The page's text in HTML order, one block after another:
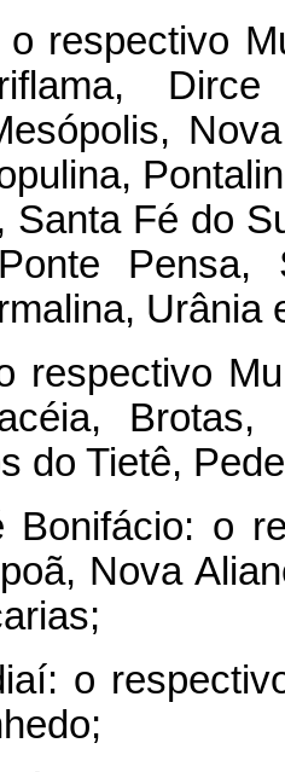
respectivo
Santa Fé do
Pensa,
Urânia
respectivo
do Tietê,
Bonifácio: o
Nova
o